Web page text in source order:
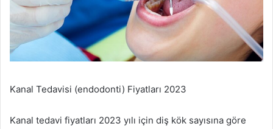
Kanal Tedavisi (endodonti) Fiyatları 2023
Kanal tedavi fiyatları 2023 yılı için diş kök sayısına göre